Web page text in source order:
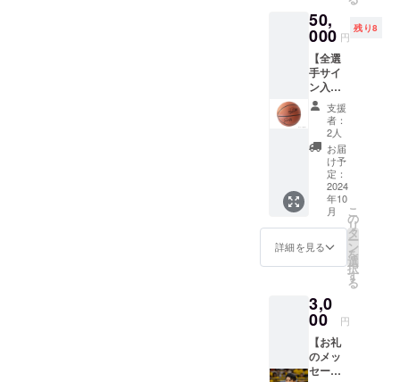
ん。 ※
ご支援
確定後
の返
金・
キャン
セル・
交換
は、対
応いた
しかね
ますの
で、何
卒ご了
承くだ
さい。
ブルを
提供し
ます。
・商品
サイ
ズ：
3XOサ
イズ ※
リバー
シブル
の背番
号は10
番で
す。 ※
選手実
着用の
もので
ご支援
確定後
の返
金・
キャン
セル・
50,
000 円
残り8
【全選
手サイ
ン入り
ボー
ル】
24ｰ25
シーズ
ンの全
選手サ
イン入
りボー
ルを提
供しま
す。 ・
商品サ
イズ：7
サイン
は選手
のみで
す。ス
タッフ
は入り
支援
者：
2人
お届
け予
定：
2024
年10
月
詳細を見る
こ
の
リ
タ
ー
ン
を
選
択
す
る
3,0
00 円
【お礼
のメッ
セージ